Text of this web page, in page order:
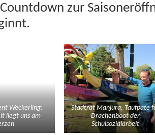
zur
Weck­er­ling:
liegt uns am
Stad­trat Man­ju­ra, Tauf­pate
Drachen­boot der
Schulsozialarbeit